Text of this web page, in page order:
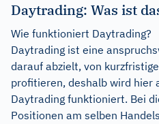
Daytrading: Was ist
Wie funktioniert Daytrading?
Daytrading ist eine
darauf abzielt, von
profitieren, deshalb wird hier
Daytrading funktioniert. Bei
Positionen am selben